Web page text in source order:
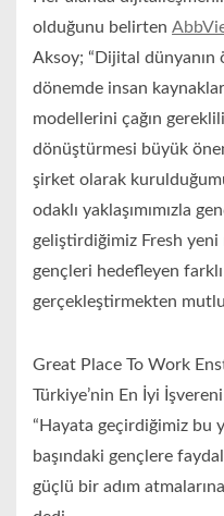
olduğunu belirten
Aksoy; “Dijital
dönemde insan
modellerini çağın
dönüştürmesi büyük
şirket olarak
odaklı yaklaşımımızla
geliştirdiğimiz Fresh yeni
gençleri hedefleyen
gerçekleştirmekten
Great Place To Work
Türkiye’nin En İyi
“Hayata geçirdiğimiz bu
başındaki gençlere
güçlü bir adım